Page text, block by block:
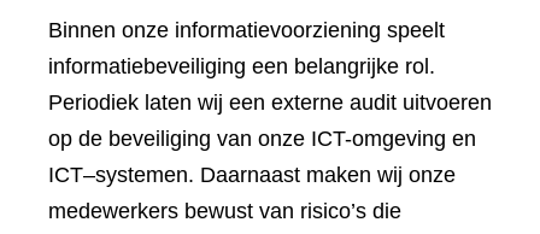
Binnen onze informatievoorziening speelt
informatiebeveiliging een belangrijke rol.
Periodiek laten wij een externe audit uitvoeren
op de beveiliging van onze ICT-omgeving en
ICT–systemen. Daarnaast maken wij onze
medewerkers bewust van risico’s die